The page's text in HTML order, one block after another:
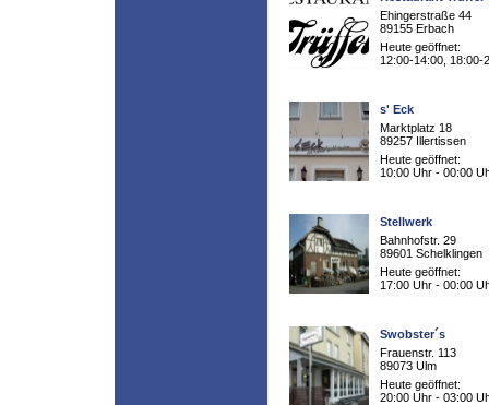
Ehingerstraße 44
89155 Erbach
Heute geöffnet:
12:00-14:00, 18:00-
s' Eck
Marktplatz 18
89257 Illertissen
Heute geöffnet:
10:00 Uhr - 00:00
Stellwerk
Bahnhofstr. 29
89601 Schelklingen
Heute geöffnet:
17:00 Uhr - 00:00
Swobster´s
Frauenstr. 113
89073 Ulm
Heute geöffnet:
20:00 Uhr - 03:00